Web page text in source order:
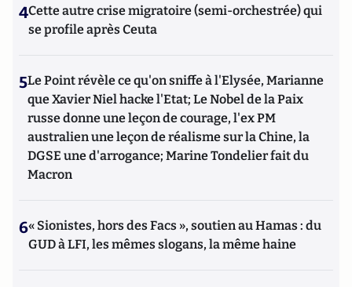
4Cette autre crise migratoire (semi-orchestrée) qui
se profile après Ceuta
5Le Point révèle ce qu'on sniffe à l'Elysée, Marianne
que Xavier Niel hacke l'Etat; Le Nobel de la Paix
russe donne une leçon de courage, l'ex PM
australien une leçon de réalisme sur la Chine, la
DGSE une d'arrogance; Marine Tondelier fait du
Macron
6« Sionistes, hors des Facs », soutien au Hamas : du
GUD à LFI, les mêmes slogans, la même haine